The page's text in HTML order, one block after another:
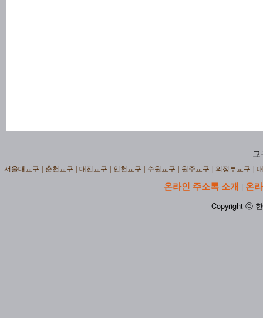
교
서울대교구 춘천교구 대전교구 인천교구 수원교구 원주교구 의정부교구
온라인 주소록 소개 | 온
Copyright ⓒ